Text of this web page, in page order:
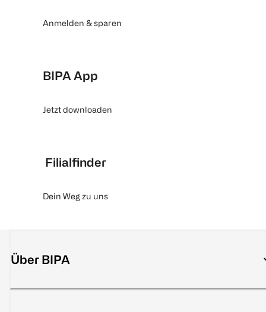
Anmelden & sparen
BIPA App
Jetzt downloaden
Filialfinder
Dein Weg zu uns
Über BIPA